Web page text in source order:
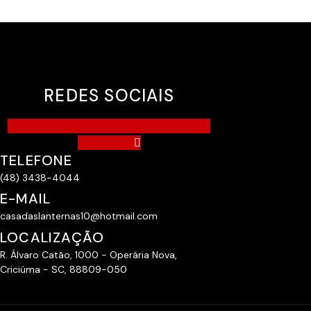
REDES SOCIAIS
TELEFONE
(48) 3438-4044
E-MAIL
casadaslanternas10@hotmail.com
LOCALIZAÇÃO
R. Álvaro Catão, 1000 - Operária Nova,
Criciúma - SC, 88809-050